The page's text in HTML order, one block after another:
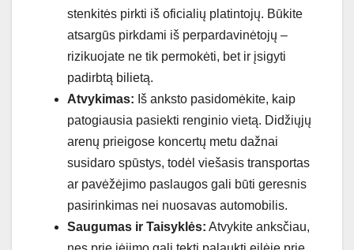
stenkitės pirkti iš oficialių platintojų. Būkite
atsargūs pirkdami iš perpardavinėtojų –
rizikuojate ne tik permokėti, bet ir įsigyti
padirbtą bilietą.
Atvykimas: Iš anksto pasidomėkite, kaip
patogiausia pasiekti renginio vietą. Didžiųjų
arenų prieigose koncertų metu dažnai
susidaro spūstys, todėl viešasis transportas
ar pavėžėjimo paslaugos gali būti geresnis
pasirinkimas nei nuosavas automobilis.
Saugumas ir Taisyklės: Atvykite anksčiau,